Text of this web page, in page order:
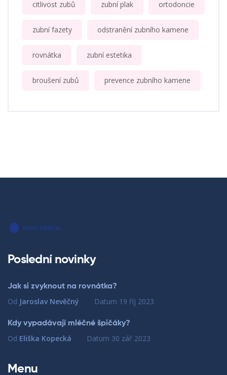
citlivost zubů zubní plak ortodoncie
zubní fazety odstranění zubního kamene
rovnátka zubní estetika
broušení zubů prevence zubního kamene
Poslední novinky
Jak si zvyknout na rovnátka?
Od Jaroslav Nevěčný Datum 19 říj 2023
Kdy vypadávají mléčné špičáky?
Od Eliška Kopecká Datum 30 zář 2023
Menu